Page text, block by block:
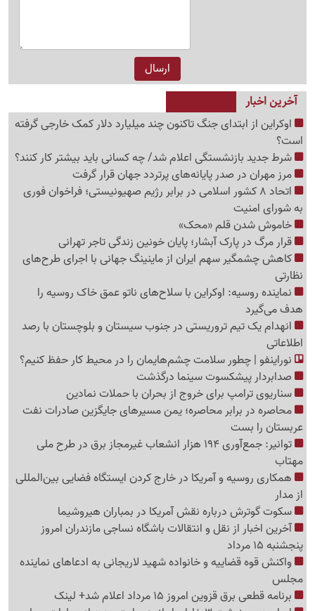
آخرین اخبار
اوکراین از ابتدای جنگ تاکنون چند میلیارد دلار کمک خارجی گرفته
است؟
شرط جدید بازنشستگی اعلام شد/ چه کسانی باید بیشتر کار کنند؟
مرز مهران در صدر پایانه‌های پرتردد جهان قرار گرفت
اتحاد 8 کشور اسلامی در برابر رژیم صهیونیستی؛ فراخوان فوری
به شورای امنیت
خاموش شدن قلم «محک»
قرار مرگ در پارک آبشار؛ پایان خونین زندگی تاجر تهرانی
کاهش چشمگیر سهم ایران از ماینینگ جهانی با اجرای طرح‌های
نظارتی
نماینده روسیه: اوکراین با سلاح‌های ناتو عمق خاک روسیه را
هدف می‌گیرد
انهدام یک تیم تروریستی در جنوب سیستان و بلوچستان با رصد
اطلاعاتی
نوراینفو | چطور سلامت چشم‌هایمان را در محیط کار حفظ کنیم؟
صدابردار پیشکسوت سینما درگذشت
سناریوی ترامپ برای خروج از بحران با حملات نمادین
محاصره در برابر محاصره؛ یمن مسیرهای جایگزین صادرات نفت
عربستان را بست
توانیر: جمع‌آوری 194 هزار انشعاب غیرمجاز برق در طرح ملی
مهتاب
همکاری روسیه و آمریکا در خارج کردن ایستگاه فضایی بین‌المللی
از مدار
سکوت گوترش درباره نقش آمریکا در بمباران هیروشیما
آخرین اخبار از نقل و انتقالات باشگاه نساجی مازندران امروز
پنجشنبه 15 مرداد
واکنش قوه قضاییه و خانواده شهید لاریجانی به ادعاهای نماینده
مجلس
برنامه قطعی برق قزوین امروز 15 مرداد اعلام شد+ لینک